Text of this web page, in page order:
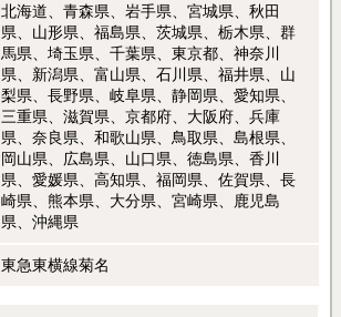
北海道、青森県、岩手県、宮城県、秋田
県、山形県、福島県、茨城県、栃木県、群
馬県、埼玉県、千葉県、東京都、神奈川
県、新潟県、富山県、石川県、福井県、山
梨県、長野県、岐阜県、静岡県、愛知県、
三重県、滋賀県、京都府、大阪府、兵庫
県、奈良県、和歌山県、鳥取県、島根県、
岡山県、広島県、山口県、徳島県、香川
県、愛媛県、高知県、福岡県、佐賀県、長
崎県、熊本県、大分県、宮崎県、鹿児島
県、沖縄県
東急東横線菊名